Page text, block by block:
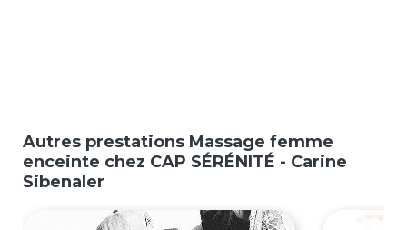
Autres prestations Massage femme
enceinte chez CAP SÉRÉNITÉ - Carine
Sibenaler